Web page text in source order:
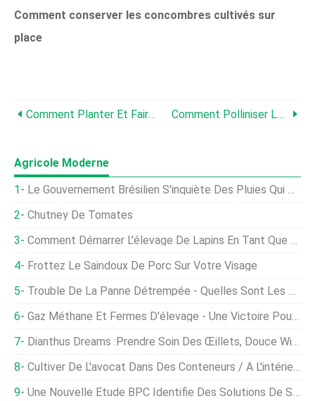
Comment conserver les concombres cultivés sur
place
Comment Planter Et Faire Pousser Du Brocoli Comment Polliniser Le Maïs À La Main
Agricole Moderne
Le Gouvernement Brésilien S'inquiète Des Pluies Qui Perturbent La Deuxième Récolte De Maïs
Chutney De Tomates
Comment Démarrer L'élevage De Lapins En Tant Que Plan D'affaires En Inde ?
Frottez Le Saindoux De Porc Sur Votre Visage
Trouble De La Panne Détrempée - Quelles Sont Les Causes De La Panne Détrempée De La Pomme
Gaz Méthane Et Fermes D'élevage - Une Victoire Pour L'agriculture
Dianthus Dreams :Prendre Soin Des Œillets, Douce Williams, Et Roses
Cultiver De L'avocat Dans Des Conteneurs / À L'intérieur - Un Guide Complet
Une Nouvelle Étude BPC Identifie Des Solutions De Sécurité Alimentaire Pour Le Royaume-Uni